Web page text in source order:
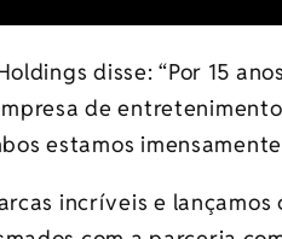
disse: “Por 15
de
estamos
incríveis e